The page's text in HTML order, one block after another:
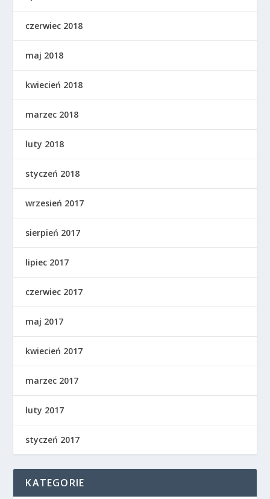
czerwiec 2018
maj 2018
kwiecień 2018
marzec 2018
luty 2018
styczeń 2018
wrzesień 2017
sierpień 2017
lipiec 2017
czerwiec 2017
maj 2017
kwiecień 2017
marzec 2017
luty 2017
styczeń 2017
KATEGORIE